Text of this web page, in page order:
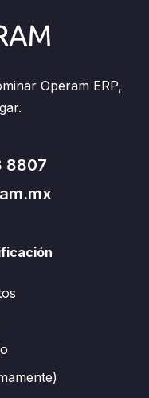
Operam ERP,
8807